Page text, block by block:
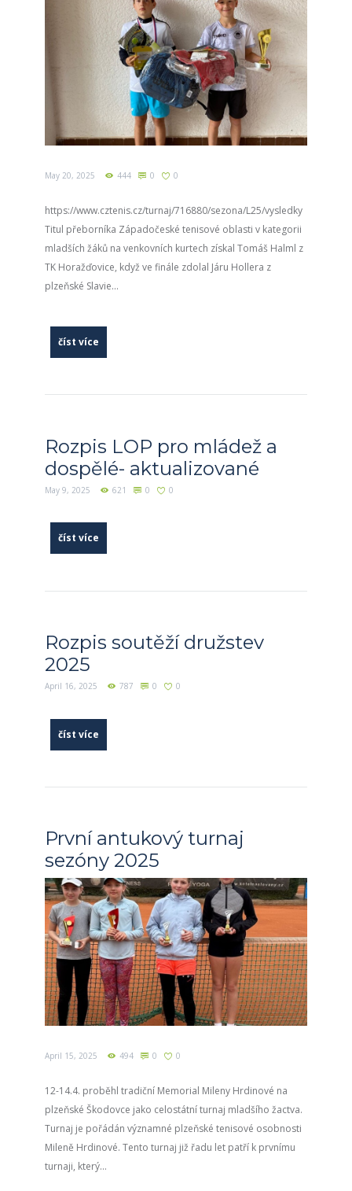
May 20, 2025 444 0 0
https://www.cztenis.cz/turnaj/716880/sezona/L25/vysledky
Titul přeborníka Západočeské tenisové oblasti v kategorii
mladších žáků na venkovních kurtech získal Tomáš Halml z
TK Horažďovice, když ve finále zdolal Járu Hollera z
plzeňské Slavie...
číst více
Rozpis LOP pro mládež a
dospělé- aktualizované
May 9, 2025 621 0 0
číst více
Rozpis soutěží družstev
2025
April 16, 2025 787 0 0
číst více
První antukový turnaj
sezóny 2025
April 15, 2025 494 0 0
12-14.4. proběhl tradiční Memorial Mileny Hrdinové na
plzeňské Škodovce jako celostátní turnaj mladšího žactva.
Turnaj je pořádán významné plzeňské tenisové osobnosti
Mileně Hrdinové. Tento turnaj již řadu let patří k prvnímu
turnaji, který...